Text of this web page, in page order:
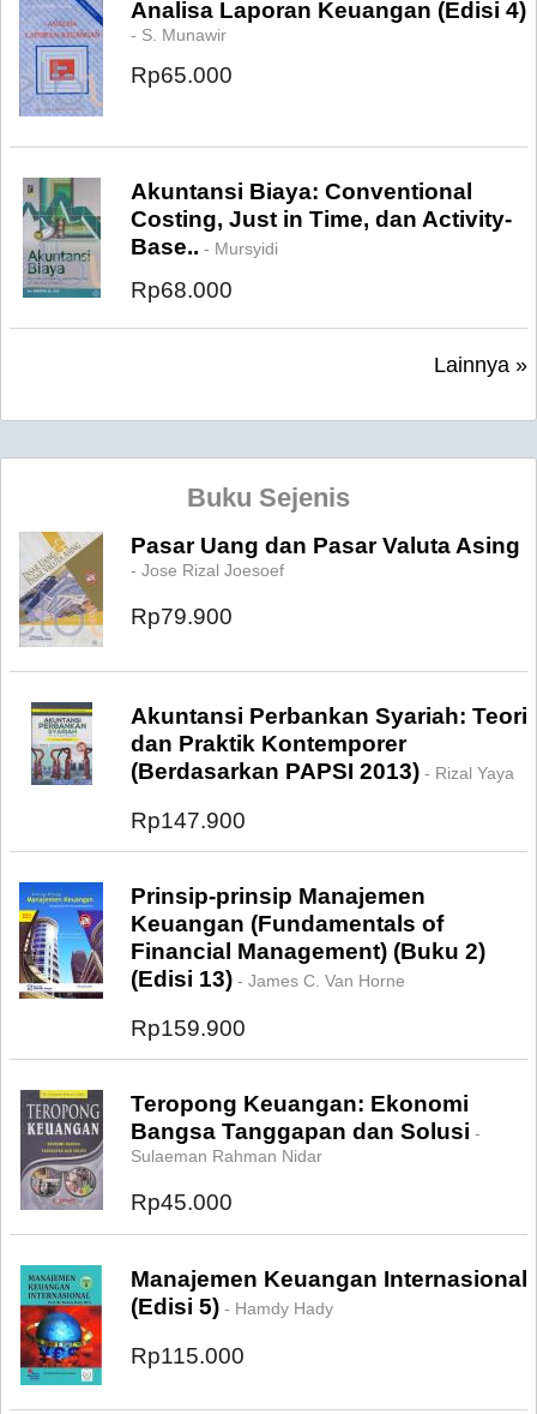
Analisa Laporan Keuangan (Edisi 4)
- S. Munawir
Rp65.000
Akuntansi Biaya: Conventional
Costing, Just in Time, dan Activity-
Base.. - Mursyidi
Rp68.000
Lainnya »
Buku Sejenis
Pasar Uang dan Pasar Valuta Asing
- Jose Rizal Joesoef
Rp79.900
Akuntansi Perbankan Syariah: Teori
dan Praktik Kontemporer
(Berdasarkan PAPSI 2013) - Rizal Yaya
Rp147.900
Prinsip-prinsip Manajemen
Keuangan (Fundamentals of
Financial Management) (Buku 2)
(Edisi 13) - James C. Van Horne
Rp159.900
Teropong Keuangan: Ekonomi
Bangsa Tanggapan dan Solusi -
Sulaeman Rahman Nidar
Rp45.000
Manajemen Keuangan Internasional
(Edisi 5) - Hamdy Hady
Rp115.000